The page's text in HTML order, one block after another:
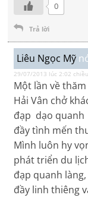
0
Trả lời
Liêu Ngọc Mỹ
29/07/2013 lúc 2:02 chiều
Một lần về
Hải Vân chở
đạp dạo
đầy tình mến
Mình luôn hy
phát triển du
đạp quanh
đầy linh thiêng